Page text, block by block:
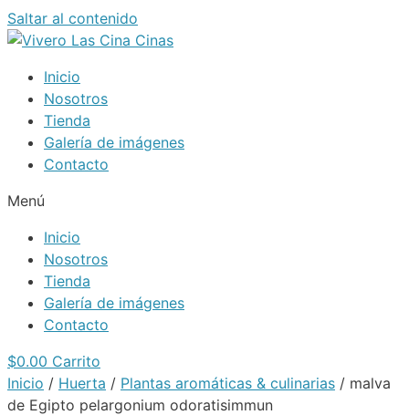
Saltar al contenido
Inicio
Nosotros
Tienda
Galería de imágenes
Contacto
Menú
Inicio
Nosotros
Tienda
Galería de imágenes
Contacto
$0.00 Carrito
Inicio / Huerta / Plantas aromáticas & culinarias / malva
de Egipto pelargonium odoratisimmun